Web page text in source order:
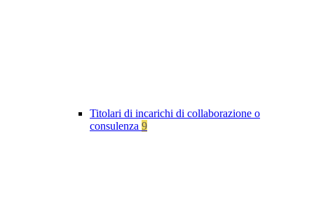
Titolari di incarichi di collaborazione o
consulenza 9